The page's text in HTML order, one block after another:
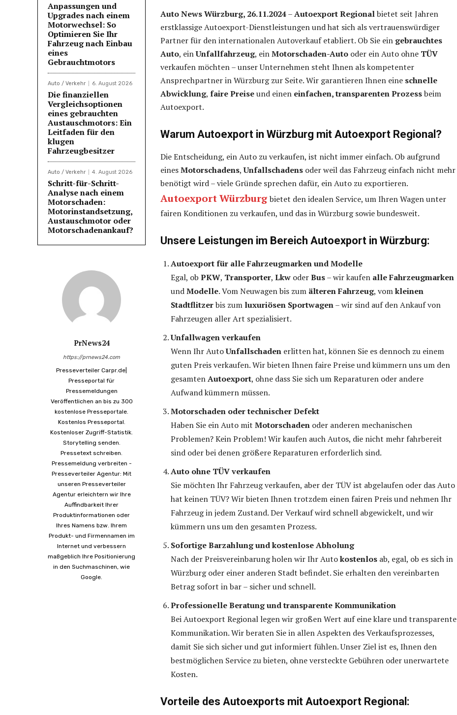
Anpassungen und
Upgrades nach einem
Motorwechsel: So
Optimieren Sie Ihr
Fahrzeug nach Einbau
eines
Gebrauchtmotors
Auto / Verkehr 6. August 2026
Die finanziellen
Vergleichsoptionen
eines gebrauchten
Austauschmotors: Ein
Leitfaden für den
klugen
Fahrzeugbesitzer
Auto / Verkehr 4. August 2026
Schritt-für-Schritt-
Analyse nach einem
Motorschaden:
Motorinstandsetzung,
Austauschmotor oder
Motorschadenankauf?
PrNews24
https://prnews24.com
Presseverteiler Carpr.de|
Presseportal für
Pressemeldungen
Veröffentlichen an bis zu 300
kostenlose Presseportale.
Kostenlos Presseportal.
Kostenloser Zugriff-Statistik.
Storytelling senden.
Pressetext schreiben.
Pressemeldung verbreiten -
Presseverteiler Agentur: Mit
unseren Presseverteiler
Agentur erleichtern wir Ihre
Auffindbarkeit Ihrer
Produktinformationen oder
Ihres Namens bzw. Ihrem
Produkt- und Firmennamen im
Internet und verbessern
maßgeblich Ihre Positionierung
in den Suchmaschinen, wie
Google.
Auto News Würzburg, 26.11.2024–Autoexport Regionalbietet seit Jahren
erstklassige Autoexport-Dienstleistungen und hat sich als vertrauenswürdiger
Partner für den internationalen Autoverkauf etabliert. Ob Sie ein gebrauchtes
Auto, einUnfallfahrzeug, einMotorschaden-Auto oder ein Auto ohne TÜV
verkaufen möchten – unser Unternehmen steht Ihnen als kompetenter
Ansprechpartner in Würzburg zur Seite. Wir garantieren Ihnen eine schnelle
Abwicklung, faire Preiseund einen einfachen, transparenten Prozessbeim
Autoexport.
Warum Autoexport in Würzburg mit Autoexport Regional?
Die Entscheidung, ein Auto zu verkaufen, ist nicht immer einfach. Ob aufgrund
einesMotorschadens,Unfallschadens oder weil das Fahrzeug einfach nicht mehr
benötigt wird – viele Gründe sprechen dafür, ein Auto zu exportieren.
Autoexport Würzburg bietet den idealen Service, um Ihren Wagen unter
fairen Konditionen zu verkaufen, und das in Würzburg sowie bundesweit.
Unsere Leistungen im Bereich Autoexport in Würzburg:
Autoexport für alle Fahrzeugmarken und Modelle
Egal, ob PKW, Transporter, Lkw oderBus– wir kaufen alle Fahrzeugmarken
undModelle. Vom Neuwagen bis zum älteren Fahrzeug, vomkleinen
Stadtflitzerbis zum luxuriösen Sportwagen– wir sind auf den Ankauf von
Fahrzeugen aller Art spezialisiert.
Unfallwagen verkaufen
Wenn Ihr AutoUnfallschaden erlitten hat, können Sie es dennoch zu einem
guten Preis verkaufen. Wir bieten Ihnen faire Preise und kümmern uns um den
gesamtenAutoexport, ohne dass Sie sich um Reparaturen oder andere
Aufwand kümmern müssen.
Motorschaden oder technischer Defekt
Haben Sie ein Auto mit Motorschaden oder anderen mechanischen
Problemen? Kein Problem! Wir kaufen auch Autos, die nicht mehr fahrbereit
sind oder bei denen größere Reparaturen erforderlich sind.
Auto ohne TÜV verkaufen
Sie möchten Ihr Fahrzeug verkaufen, aber der TÜV ist abgelaufen oder das Auto
hat keinen TÜV? Wir bieten Ihnen trotzdem einen fairen Preis und nehmen Ihr
Fahrzeug in jedem Zustand. Der Verkauf wird schnell abgewickelt, und wir
kümmern uns um den gesamten Prozess.
Sofortige Barzahlung und kostenlose Abholung
Nach der Preisvereinbarung holen wir Ihr Autokostenlos ab, egal, ob es sich in
Würzburg oder einer anderen Stadt befindet. Sie erhalten den vereinbarten
Betrag sofort in bar – sicher und schnell.
Professionelle Beratung und transparente Kommunikation
Bei Autoexport Regional legen wir großen Wert auf eine klare und transparente
Kommunikation. Wir beraten Sie in allen Aspekten des Verkaufsprozesses,
damit Sie sich sicher und gut informiert fühlen. Unser Ziel ist es, Ihnen den
bestmöglichen Service zu bieten, ohne versteckte Gebühren oder unerwartete
Kosten.
Vorteile des Autoexports mit Autoexport Regional: